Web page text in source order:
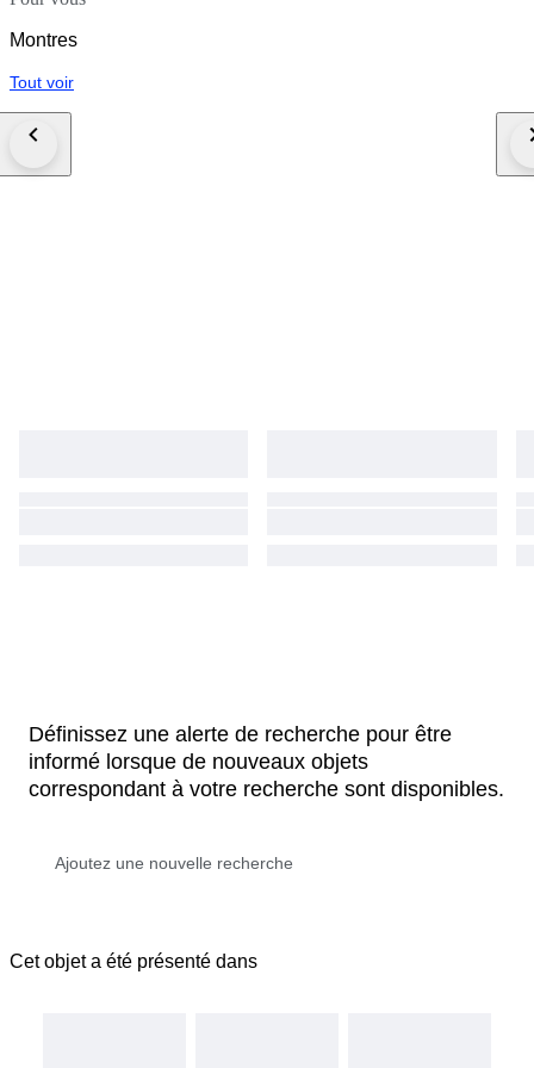
Montres
Tout voir
Définissez une alerte de recherche pour être
informé lorsque de nouveaux objets
correspondant à votre recherche sont disponibles.
Cet objet a été présenté dans